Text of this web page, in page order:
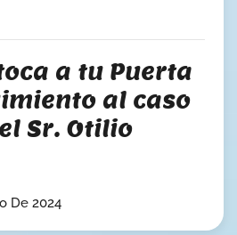
a tu Puerta
al caso
Sr. Otilio
De 2024